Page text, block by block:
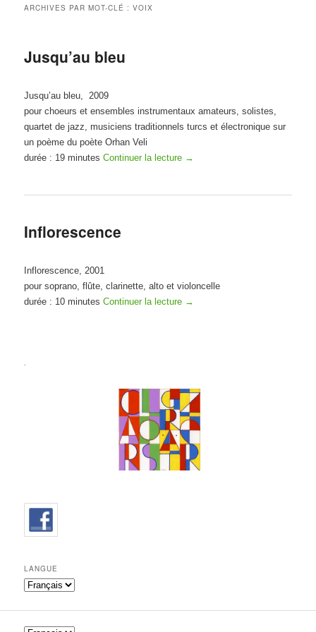
ARCHIVES PAR MOT-CLÉ :VOIX
Jusqu’au bleu
Jusqu’au bleu, 2009
pour choeurs et ensembles instrumentaux amateurs, solistes,
quartet de jazz, musiciens traditionnels turcs et électronique sur
un poème du poète Orhan Veli
durée : 19 minutesContinuer la lecture →
Inflorescence
Inflorescence, 2001
pour soprano, flûte, clarinette, alto et violoncelle
durée : 10 minutesContinuer la lecture →
.
LANGUE